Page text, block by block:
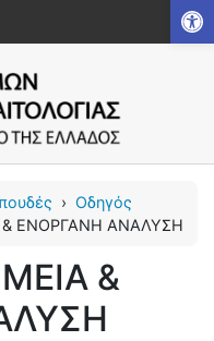
› Οδηγός
ΕΝΟΡΓΑΝΗ ΑΝΑΛΥΣΗ
&